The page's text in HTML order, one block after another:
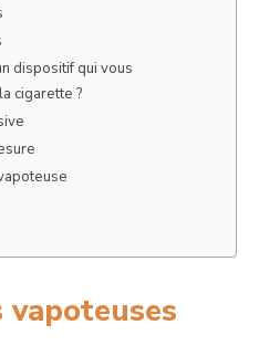
dispositif qui vous
cigarette ?